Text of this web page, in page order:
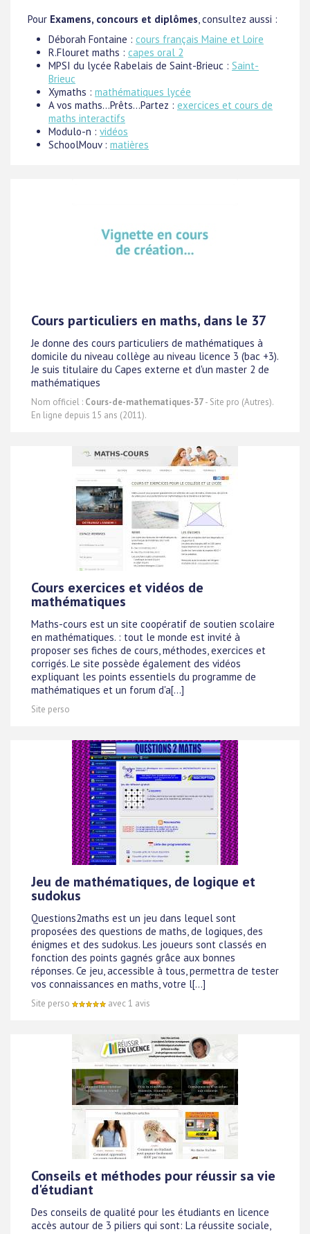
Pour Examens, concours et diplômes, consultez aussi :
Déborah Fontaine : cours français Maine et Loire
R.Flouret maths : capes oral 2
MPSI du lycée Rabelais de Saint-Brieuc : Saint-
Brieuc
Xymaths : mathématiques lycée
A vos maths...Prêts...Partez : exercices et cours de
maths interactifs
Modulo-n : vidéos
SchoolMouv : matières
Cours particuliers en maths, dans le 37
Je donne des cours particuliers de mathématiques à
domicile du niveau collège au niveau licence 3 (bac +3).
Je suis titulaire du Capes externe et d'un master 2 de
mathématiques
Nom officiel : Cours-de-mathematiques-37- Site pro (Autres).
En ligne depuis 15 ans (2011).
Cours exercices et vidéos de
mathématiques
Maths-cours est un site coopératif de soutien scolaire
en mathématiques. : tout le monde est invité à
proposer ses fiches de cours, méthodes, exercices et
corrigés. Le site possède également des vidéos
expliquant les points essentiels du programme de
mathématiques et un forum d'a[...]
Site perso
Jeu de mathématiques, de logique et
sudokus
Questions2maths est un jeu dans lequel sont
proposées des questions de maths, de logiques, des
énigmes et des sudokus. Les joueurs sont classés en
fonction des points gagnés grâce aux bonnes
réponses. Ce jeu, accessible à tous, permettra de tester
vos connaissances en maths, votre l[...]
Site perso avec 1 avis
Conseils et méthodes pour réussir sa vie
d'étudiant
Des conseils de qualité pour les étudiants en licence
accès autour de 3 piliers qui sont: La réussite sociale,